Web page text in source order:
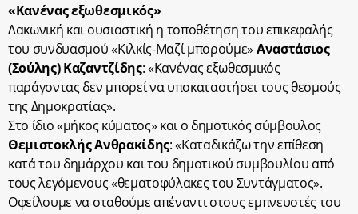
«Κανένας εξωθεσμικός»
Λακωνική και ουσιαστική η τοποθέτηση του επικεφαλής
του συνδυασμού «Κιλκίς-Μαζί μπορούμε» Αναστάσιος
(Σούλης) Καζαντζίδης: «Κανένας εξωθεσμικός
παράγοντας δεν μπορεί να υποκαταστήσει τους θεσμούς
της Δημοκρατίας».
Στο ίδιο «μήκος κύματος» και ο δημοτικός σύμβουλος
Θεμιστοκλής Ανθρακίδης: «Καταδικάζω την επίθεση
κατά του δημάρχου και του δημοτικού συμβουλίου από
τους λεγόμενους «θεματοφύλακες του Συντάγματος».
Οφείλουμε να σταθούμε απέναντι στους εμπνευστές του